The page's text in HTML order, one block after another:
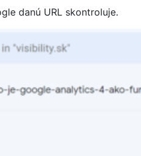
danú URL skontroluje.